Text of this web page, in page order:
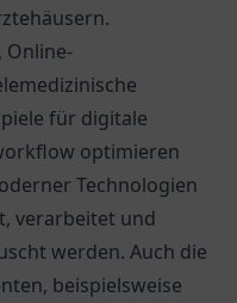
Online-
für digitale
optimieren
Technologien
verarbeitet und
werden. Auch die
beispielsweise